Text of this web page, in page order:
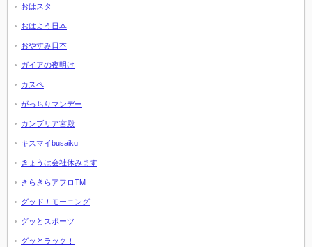
おはスタ
おはよう日本
おやすみ日本
ガイアの夜明け
カスペ
がっちりマンデー
カンブリア宮殿
キスマイbusaiku
きょうは会社休みます
きらきらアフロTM
グッド！モーニング
グッとスポーツ
グッとラック！